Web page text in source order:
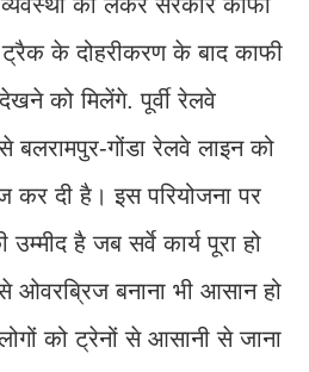
व्यवस्था को लेकर सरकार काफी
के दोहरीकरण के बाद काफी
को मिलेंगे. पूर्वी रेलवे
गोंडा रेलवे लाइन को
कर दी है। इस परियोजना पर
है जब सर्वे कार्य पूरा हो
ओवरब्रिज बनाना भी आसान हो
को ट्रेनों से आसानी से जाना